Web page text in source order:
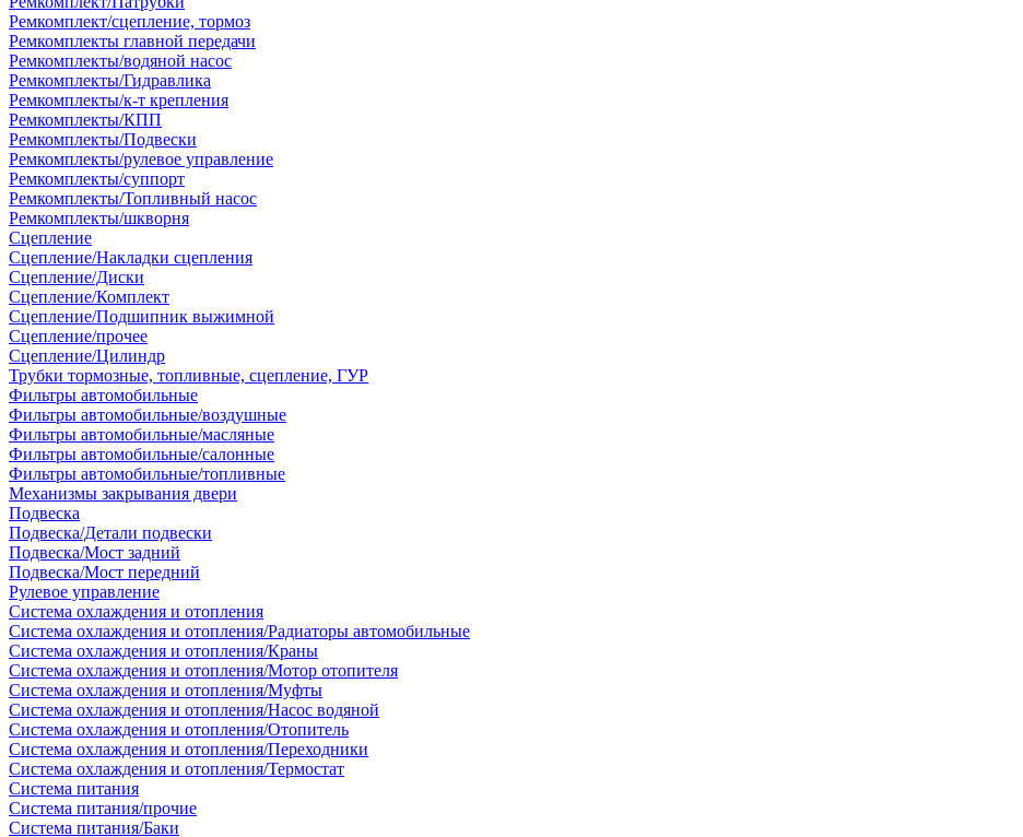
Ремкомплект/сцепление, тормоз
Ремкомплекты главной передачи
Ремкомплекты/водяной насос
Ремкомплекты/Гидравлика
Ремкомплекты/к-т крепления
Ремкомплекты/КПП
Ремкомплекты/Подвески
Ремкомплекты/рулевое управление
Ремкомплекты/суппорт
Ремкомплекты/Топливный насос
Ремкомплекты/шкворня
Сцепление
Сцепление/Накладки сцепления
Сцепление/Диски
Сцепление/Комплект
Сцепление/Подшипник выжимной
Сцепление/прочее
Сцепление/Цилиндр
Трубки тормозные, топливные, сцепление, ГУР
Фильтры автомобильные
Фильтры автомобильные/воздушные
Фильтры автомобильные/масляные
Фильтры автомобильные/салонные
Фильтры автомобильные/топливные
Механизмы закрывания двери
Подвеска
Подвеска/Детали подвески
Подвеска/Мост задний
Подвеска/Мост передний
Рулевое управление
Система охлаждения и отопления
Система охлаждения и отопления/Радиаторы автомобильные
Система охлаждения и отопления/Краны
Система охлаждения и отопления/Мотор отопителя
Система охлаждения и отопления/Муфты
Система охлаждения и отопления/Насос водяной
Система охлаждения и отопления/Отопитель
Система охлаждения и отопления/Переходники
Система охлаждения и отопления/Термостат
Система питания
Система питания/прочие
Система питания/Баки